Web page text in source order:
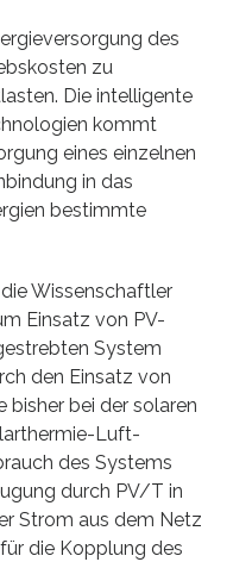
des
zu
Die intelligente
kommt
eines einzelnen
in das
bestimmte
Wissenschaftler
Einsatz von PV-
System
den Einsatz von
bisher bei der solaren
Luft-
des Systems
durch PV/T in
Strom aus dem Netz
die Kopplung des